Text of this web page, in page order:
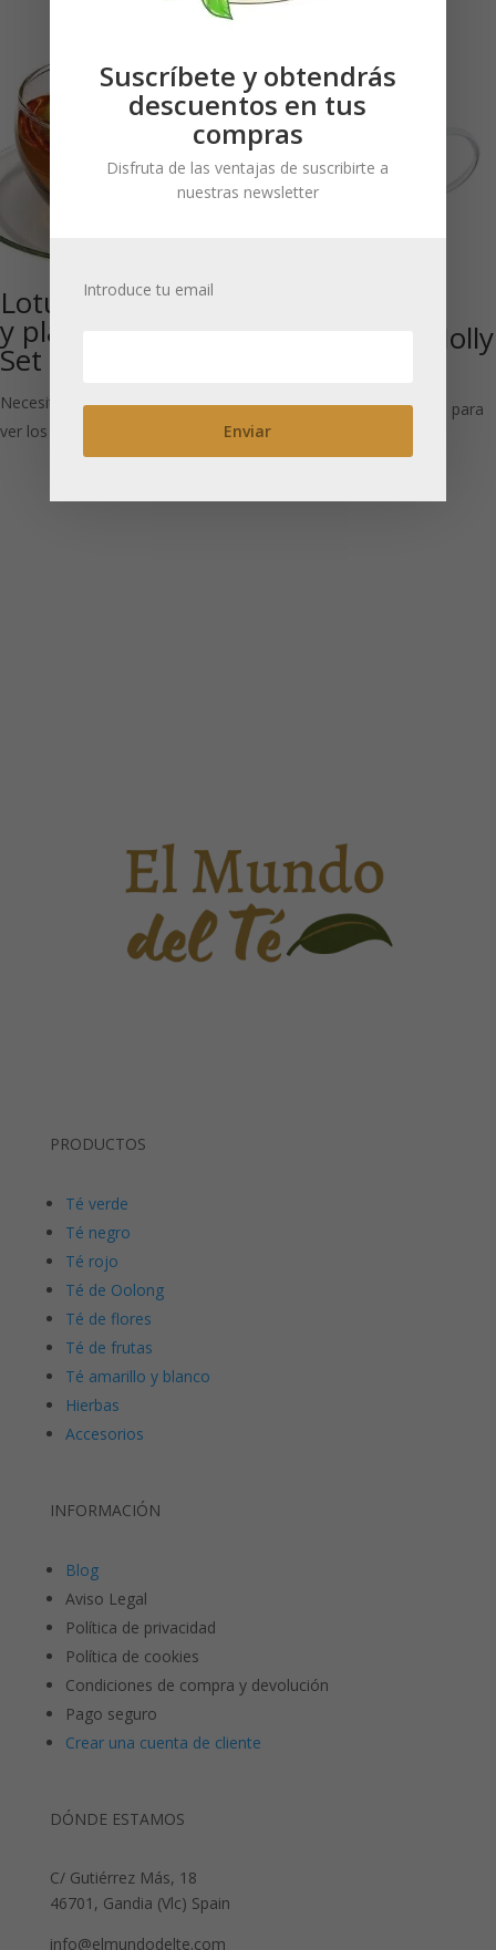
Lotus: Taza de té
y platillo 250 ml.
Set 2 tazas
Necesitas estar registrado para
ver los precios
doble pared Molly
Necesitas estar registrado para
ver los precios
PRODUCTOS
Té verde
Té negro
Té rojo
Té de Oolong
Té de flores
Té de frutas
Té amarillo y blanco
Hierbas
Accesorios
INFORMACIÓN
Blog
Aviso Legal
Política de privacidad
Política de cookies
Condiciones de compra y devolución
Pago seguro
Crear una cuenta de cliente
DÓNDE ESTAMOS
C/ Gutiérrez Más, 18
46701, Gandia (Vlc) Spain
info@elmundodelte.com
Suscríbete y obtendrás
descuentos en tus
compras
Disfruta de las ventajas de suscribirte a
nuestras newsletter
Introduce tu email